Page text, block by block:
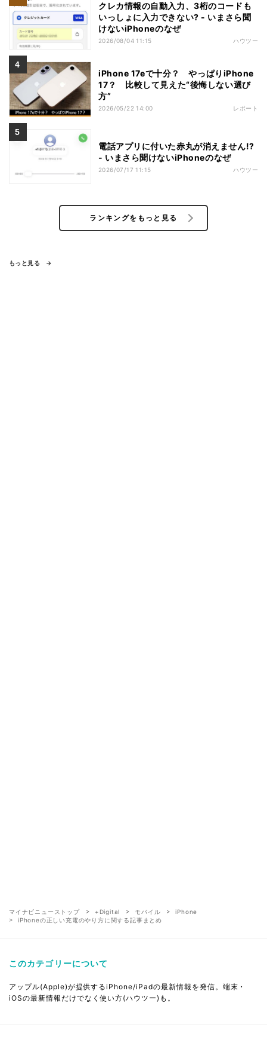
クレカ情報の自動入力、3桁のコードも
いっしょに入力できない? - いまさら聞
けないiPhoneのなぜ
2026/08/04 11:15 ハウツー
iPhone 17eで十分？ やっぱりiPhone
17？ 比較して見えた“後悔しない選び
方”
2026/05/22 14:00 レポート
電話アプリに付いた赤丸が消えません!?
- いまさら聞けないiPhoneのなぜ
2026/07/17 11:15 ハウツー
ランキングをもっと見る
もっと見る
マイナビニューストップ +Digital モバイル
iPhone
iPhoneの正しい充電のやり方に関する記事まとめ
このカテゴリーについて
アップル(Apple)が提供するiPhone/iPadの最新情報を発信。端末・
iOSの最新情報だけでなく使い方(ハウツー)も。